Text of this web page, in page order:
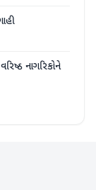
નાગરિકોને